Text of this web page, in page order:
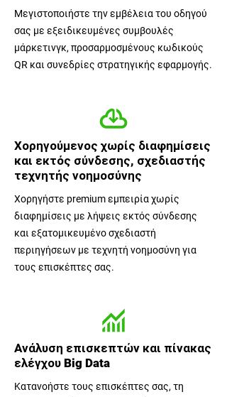
Μεγιστοποιήστε την εμβέλεια του οδηγού
σας με εξειδικευμένες συμβουλές
μάρκετινγκ, προσαρμοσμένους κωδικούς
QR και συνεδρίες στρατηγικής εφαρμογής.
Χορηγούμενος χωρίς διαφημίσεις
και εκτός σύνδεσης, σχεδιαστής
τεχνητής νοημοσύνης
Χορηγήστε premium εμπειρία χωρίς
διαφημίσεις με λήψεις εκτός σύνδεσης
και εξατομικευμένο σχεδιαστή
περιηγήσεων με τεχνητή νοημοσύνη για
τους επισκέπτες σας.
Ανάλυση επισκεπτών και πίνακας
ελέγχου Big Data
Κατανοήστε τους επισκέπτες σας, τη